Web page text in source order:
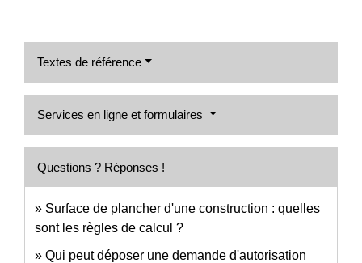
Textes de référence
Services en ligne et formulaires
Questions ? Réponses !
Surface de plancher d'une construction : quelles
sont les règles de calcul ?
Qui peut déposer une demande d'autorisation